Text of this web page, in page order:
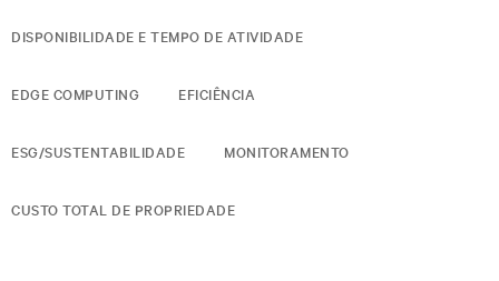
DISPONIBILIDADE E TEMPO DE ATIVIDADE
EDGE COMPUTING EFICIÊNCIA
ESG/SUSTENTABILIDADE MONITORAMENTO
CUSTO TOTAL DE PROPRIEDADE